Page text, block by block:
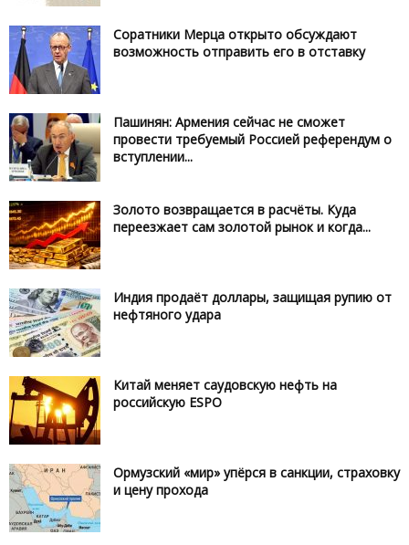
Соратники Мерца открыто обсуждают
возможность отправить его в отставку
Пашинян: Армения сейчас не сможет
провести требуемый Россией референдум о
вступлении...
Золото возвращается в расчёты. Куда
переезжает сам золотой рынок и когда...
Индия продаёт доллары, защищая рупию от
нефтяного удара
Китай меняет саудовскую нефть на
российскую ESPO
Ормузский «мир» упёрся в санкции, страховку
и цену прохода